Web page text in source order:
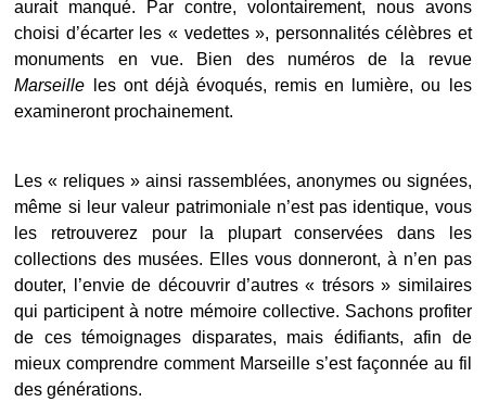
aurait manqué. Par contre, volontairement, nous avons
choisi d’écarter les « vedettes », personnalités célèbres et
monuments en vue. Bien des numéros de la revue
Marseille
les ont déjà évoqués, remis en lumière, ou les
examineront prochainement.
Les « reliques » ainsi rassemblées, anonymes ou signées,
même si leur valeur patrimoniale n’est pas identique, vous
les retrouverez pour la plupart conservées dans les
collections des musées. Elles vous donneront, à n’en pas
douter, l’envie de découvrir d’autres « trésors » similaires
qui participent à notre mémoire collective. Sachons profiter
de ces témoignages disparates, mais édifiants, afin de
mieux comprendre comment Marseille s’est façonnée au fil
des générations.